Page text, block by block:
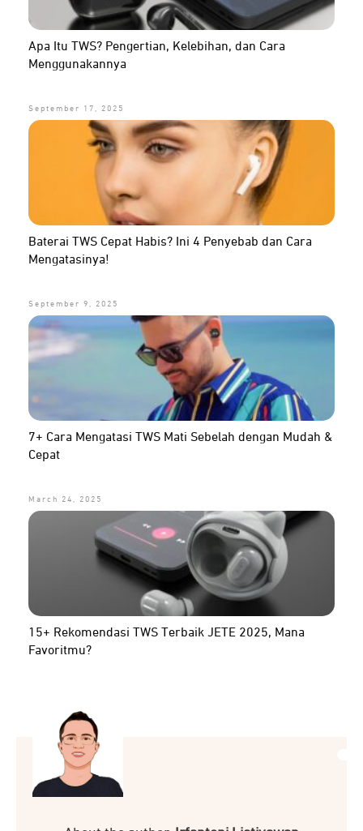
Apa Itu TWS? Pengertian, Kelebihan, dan Cara
Menggunakannya
September 17, 2025
Baterai TWS Cepat Habis? Ini 4 Penyebab dan Cara
Mengatasinya!
September 9, 2025
7+ Cara Mengatasi TWS Mati Sebelah dengan Mudah &
Cepat
March 24, 2025
15+ Rekomendasi TWS Terbaik JETE 2025, Mana
Favoritmu?